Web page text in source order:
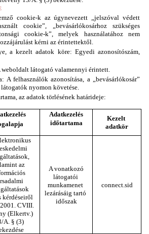
cookie-k az úgynevezett „jelszóval védett
cookie”, „bevásárlókosárhoz szükséges
cookie-k”, melyek használatához nem
kérni az érintettektől.
a kezelt adatok köre: Egyedi azonosítószám,
látogató valamennyi érintett.
A felhasználók azonosítása, a „bevásárlókosár”
nyomon követése.
az adatok törlésének határideje:
Adatkezelés
időtartama
Kezelt
adatkör
az
kérdéseiről
CVIII.
(Elkertv.)
A. § (3)
A vonatkozó
látogatói
munkamenet
lezárásáig tartó
időszak
connect.sid